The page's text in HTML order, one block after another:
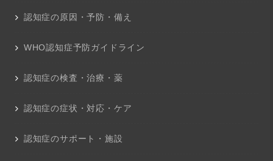
認知症の原因・予防・備え
WHO認知症予防ガイドライン
認知症の検査・治療・薬
認知症の症状・対応・ケア
認知症のサポート・施設